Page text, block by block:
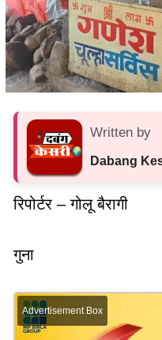
Written by
Dabang
रिपोर्टर – गोलू बैरागी
गुना
Advertisement Box